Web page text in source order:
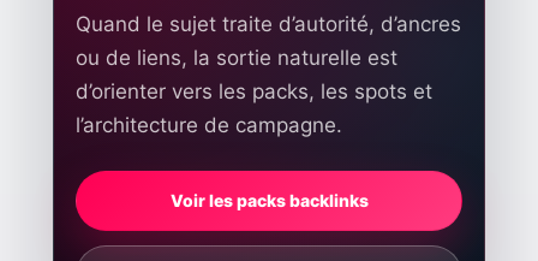
Quand le sujet traite d’autorité, d’ancres
ou de liens, la sortie naturelle est
d’orienter vers les packs, les spots et
l’architecture de campagne.
Voir les packs backlinks